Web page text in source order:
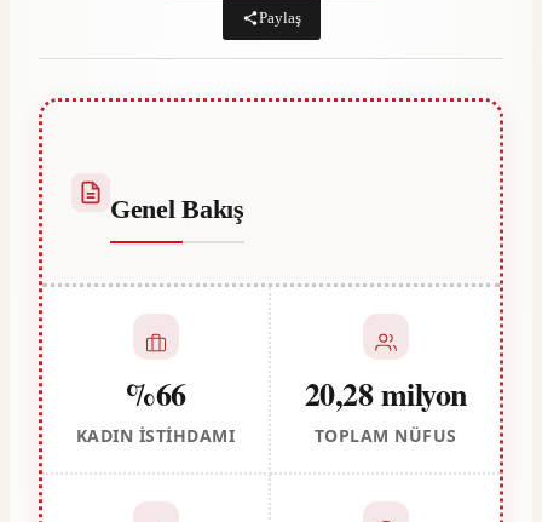
Paylaş
Genel Bakış
%66
KADIN İSTIHDAMI
20,28 milyon
TOPLAM NÜFUS